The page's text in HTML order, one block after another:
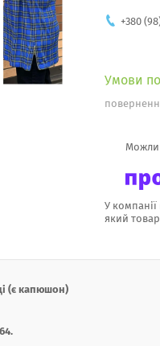
+380
У
який
(є капюшон)